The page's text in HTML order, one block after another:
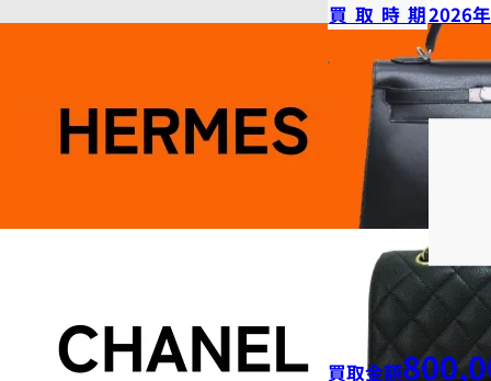
買取時期2026
買取金額